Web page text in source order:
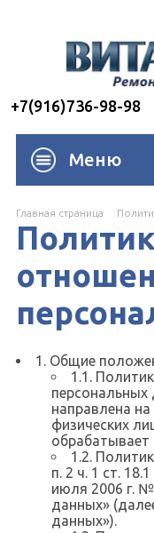
+7(916)736-98-98
Меню
Главная страница
1. Общие
1.1.
направлена
физических
1.2.
п. 2 ч. 1 ст.
июля 2006 г.
данных»
данных»).